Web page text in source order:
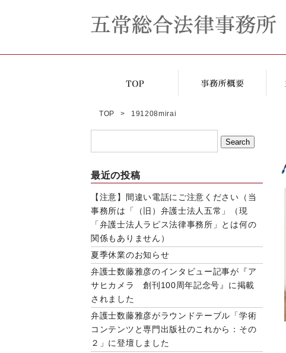
TOP 191208mirai
最近の投稿
【注意】間違い電話にご注意ください（当
事務所は「（旧）弁護士法人五常」（現
「弁護士法人ラピス法律事務所」とは何の
関係もありません）
夏季休業のお知らせ
弁護士数藤雅彦のインタビュー記事が『ア
サヒカメラ 創刊100周年記念号』に掲載
されました
弁護士数藤雅彦がラウンドテーブル「学術
コンテンツと専門出版社のこれから：その
２」に登壇しました